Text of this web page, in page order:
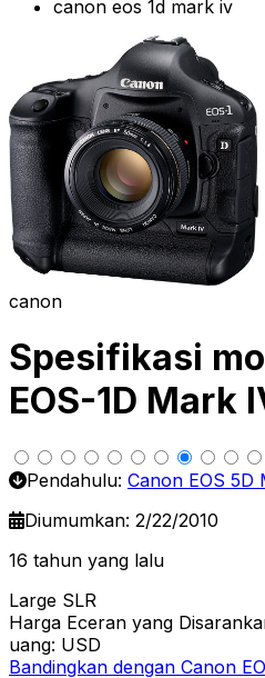
canon eos 1d mark iv
canon
Spesifikasi
EOS-1D Mark
Pendahulu: Canon EOS 5D
Diumumkan: 2/22/2010
16 tahun yang lalu
Large SLR
Harga Eceran yang
uang: USD
Bandingkan dengan Canon